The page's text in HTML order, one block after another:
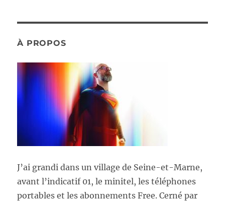
À PROPOS
J’ai grandi dans un village de Seine-et-Marne,
avant l’indicatif 01, le minitel, les téléphones
portables et les abonnements Free. Cerné par